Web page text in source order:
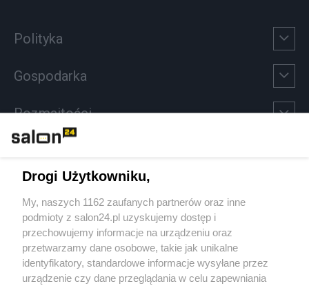
Polityka
Gospodarka
Rozmaitości
Sport
Społeczeństwo
Kultura
Drogi Użytkowniku,
My, naszych 1162 zaufanych partnerów oraz inne
podmioty z salon24.pl uzyskujemy dostęp i
przechowujemy informacje na urządzeniu oraz
przetwarzamy dane osobowe, takie jak unikalne
identyfikatory, standardowe informacje wysyłane przez
urządzenie czy dane przeglądania w celu zapewniania